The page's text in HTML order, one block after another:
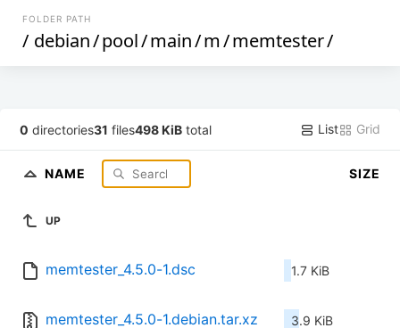
FOLDER PATH
/ debian/pool/main/m/memtester/
0 directories31 files498 KiB total List Grid
NAME SIZE
UP
memtester_4.5.0-1.dsc 1.7 KiB
memtester_4.5.0-1.debian.tar.xz 3.9 KiB